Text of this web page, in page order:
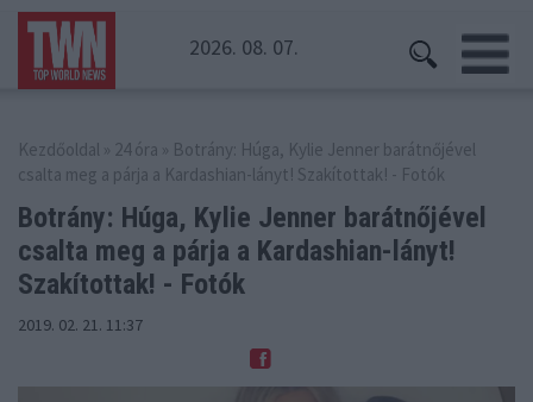
2026. 08. 07.
Kezdőoldal » 24 óra » Botrány: Húga, Kylie Jenner barátnőjével
csalta meg a párja a Kardashian-lányt! Szakítottak! - Fotók
Botrány: Húga, Kylie Jenner barátnőjével
csalta meg a párja a Kardashian-lányt!
Szakítottak! - Fotók
2019. 02. 21. 11:37